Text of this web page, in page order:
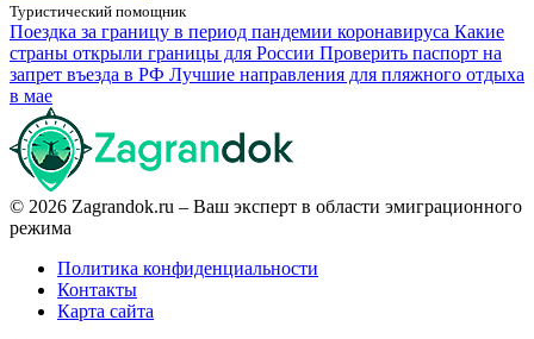
Туристический помощник
Поездка за границу в период пандемии коронавируса Какие
страны открыли границы для России Проверить паспорт на
запрет въезда в РФ Лучшие направления для пляжного отдыха
в мае
© 2026 Zagrandok.ru – Ваш эксперт в области эмиграционного
режима
Политика конфиденциальности
Контакты
Карта сайта